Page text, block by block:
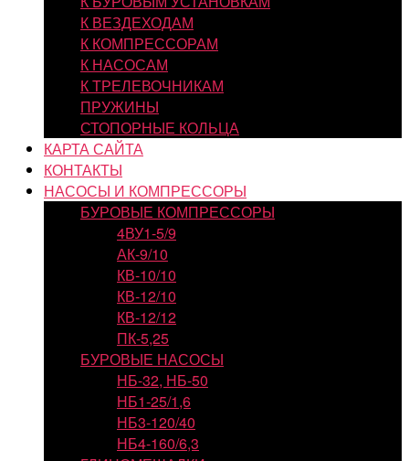
К ВЕЗДЕХОДАМ
К КОМПРЕССОРАМ
К НАСОСАМ
К ТРЕЛЕВОЧНИКАМ
ПРУЖИНЫ
СТОПОРНЫЕ КОЛЬЦА
КАРТА САЙТА
КОНТАКТЫ
НАСОСЫ И КОМПРЕССОРЫ
БУРОВЫЕ КОМПРЕССОРЫ
4ВУ1-5/9
АК-9/10
КВ-10/10
КВ-12/10
КВ-12/12
ПК-5,25
БУРОВЫЕ НАСОСЫ
НБ-32, НБ-50
НБ1-25/1,6
НБ3-120/40
НБ4-160/6,3